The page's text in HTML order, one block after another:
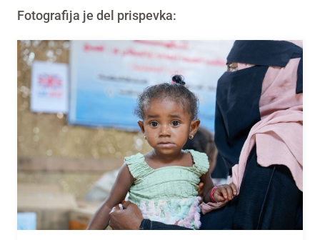
Fotografija je del prispevka: